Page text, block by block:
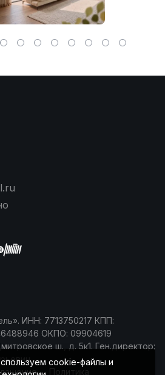
ИНН: 7713750217 КПП:
ОКПО: 09904619
ш., д. 5к1. Ген.директор:
Политика
cookie-файлы и